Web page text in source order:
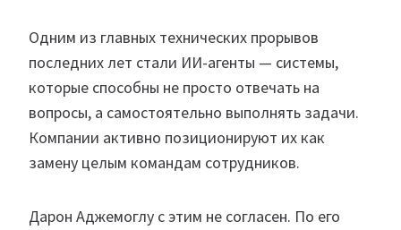
Одним из главных технических прорывов
последних лет стали ИИ-агенты — системы,
которые способны не просто отвечать на
вопросы, а самостоятельно выполнять задачи.
Компании активно позиционируют их как
замену целым командам сотрудников.
Дарон Аджемоглу с этим не согласен. По его